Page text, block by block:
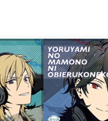
アニメ
ゲーム
ーラップノベルス